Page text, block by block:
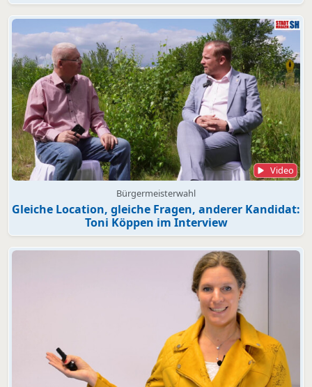
Video
Bürgermeisterwahl
Gleiche Location, gleiche Fragen, anderer Kandidat:
Toni Köppen im Interview